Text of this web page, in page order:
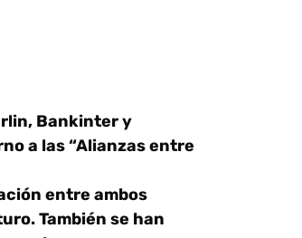
Bankinter y
a las “Alianzas entre
entre ambos
También se han